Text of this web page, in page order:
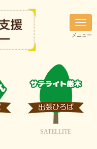
N
a
v
i
o
メニュー
SATELLITE